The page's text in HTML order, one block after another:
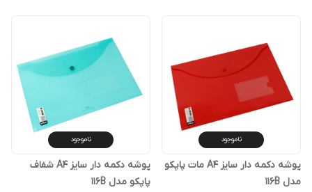
ناموجود
پوشه دکمه دار سایز A4 مات پاپکو
مدل 116B
ناموجود
پوشه دکمه دار سایز A4 شفاف
پاپکو مدل 116B